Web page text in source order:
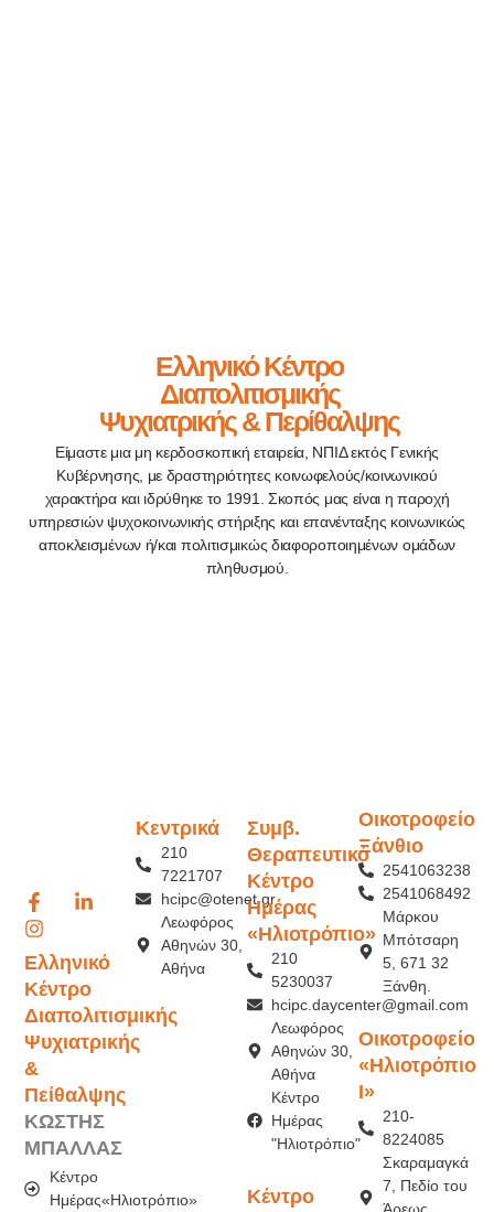
Ελληνικό Κέντρο
Διαπολιτισμικής
Ψυχιατρικής & Περίθαλψης
Είμαστε μια μη κερδοσκοπική εταιρεία, ΝΠΙΔ εκτός Γενικής
Κυβέρνησης, με δραστηριότητες κοινωφελούς/κοινωνικού
χαρακτήρα και ιδρύθηκε το 1991. Σκοπός μας είναι η παροχή
υπηρεσιών ψυχοκοινωνικής στήριξης και επανένταξης κοινωνικώς
αποκλεισμένων ή/και πολιτισμικώς διαφοροποιημένων ομάδων
πληθυσμού.
Ελληνικό
Κέντρο
Διαπολιτισμικής
Ψυχιατρικής
&
Πείθαλψης
ΚΩΣΤΗΣ
ΜΠΑΛΛΑΣ
Κέντρο
Ημέρας«Ηλιοτρόπιο»
Κεντρικά
210
7221707
hcipc@otenet.gr
Λεωφόρος
Αθηνών 30,
Αθήνα
Συμβ.
Θεραπευτικό
Κέντρο
Ημέρας
«Ηλιοτρόπιο»
210
5230037
hcipc.daycenter@gmail.com
Λεωφόρος
Αθηνών 30,
Αθήνα
Κέντρο
Ημέρας
"Ηλιοτρόπιο"
Κέντρο
Οικοτροφείο
Ξάνθιο
2541063238
2541068492
Μάρκου
Μπότσαρη
5, 671 32
Ξάνθη.
Οικοτροφείο
«Ηλιοτρόπιο
Ι»
210-
8224085
Σκαραμαγκά
7, Πεδίο του